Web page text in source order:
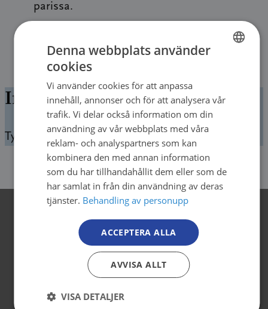
parissa.
Ingenting hittades
Tyvärr, vi kunde inte hitta det du letade efter.
Kontaktuppgifter
Cancerorganisationerna
Backasgatan 2, 4.våning
tel. 09 135 331
ENGLISH
Denna webbplats använder
cookies
Vi använder cookies för att anpassa
innehåll, annonser och för att analysera vår
trafik. Vi delar också information om din
användning av vår webbplats med våra
reklam- och analyspartners som kan
kombinera den med annan information
som du har tillhandahållit dem eller som de
har samlat in från din användning av deras
tjänster. Behandling av personupp
ACCEPTERA ALLA
AVVISA ALLT
VISA DETALJER